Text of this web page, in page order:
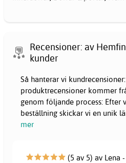
Recensioner: av
kunder
Så hanterar vi
produktrecensioner kommer
genom följande process: Efter
beställning skickar vi en unik
mer
(5 av 5) av Lena